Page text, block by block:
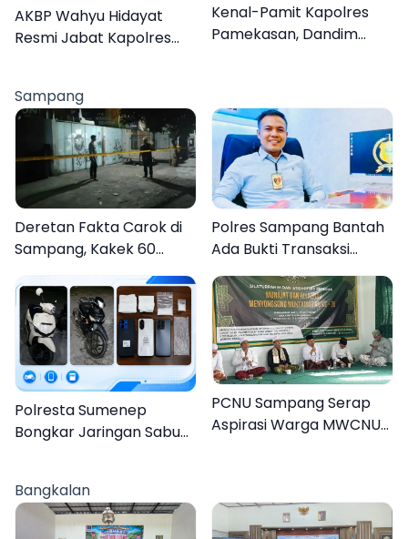
AKBP Wahyu Hidayat
Resmi Jabat Kapolres
Kenal-Pamit Kapolres
Pamekasan, Dandim
Sampang
Deretan Fakta Carok di
Sampang, Kakek 60
Tahun Duel Melawan 2
Pria
Polres Sampang Bantah
Ada Bukti Transaksi
dalam Kasus Rudapaksa
Anak 27 Tersangka
Polresta Sumenep
Bongkar Jaringan Sabu
PCNU Sampang Serap
Aspirasi Warga MWCNU
Bangkalan